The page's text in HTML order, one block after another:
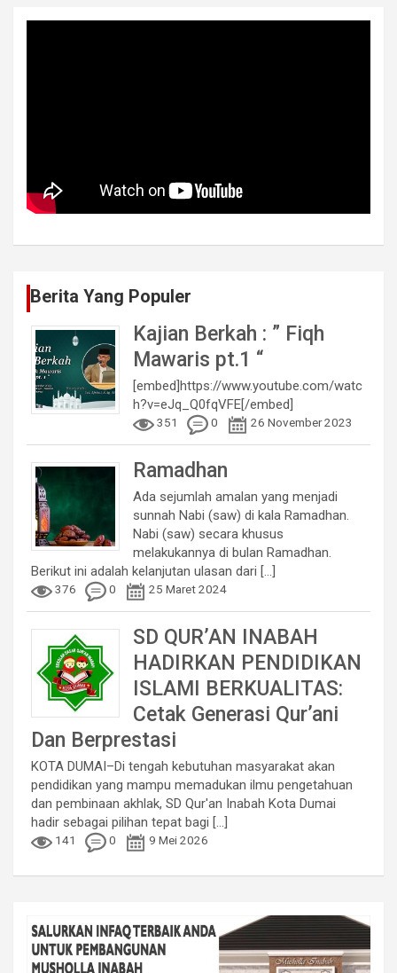
Berita Yang Populer
Kajian Berkah : ” Fiqh
Mawaris pt.1 “
[embed]https://www.youtube.com/watc
h?v=eJq_Q0fqVFE[/embed]
351 0 26 November 2023
Ramadhan
Ada sejumlah amalan yang menjadi
sunnah Nabi (saw) di kala Ramadhan.
Nabi (saw) secara khusus
melakukannya di bulan Ramadhan.
Berikut ini adalah kelanjutan ulasan dari [...]
376 0 25 Maret 2024
SD QUR’AN INABAH
HADIRKAN PENDIDIKAN
ISLAMI BERKUALITAS:
Cetak Generasi Qur’ani
Dan Berprestasi
KOTA DUMAI–Di tengah kebutuhan masyarakat akan
pendidikan yang mampu memadukan ilmu pengetahuan
dan pembinaan akhlak, SD Qur'an Inabah Kota Dumai
hadir sebagai pilihan tepat bagi [...]
141 0 9 Mei 2026